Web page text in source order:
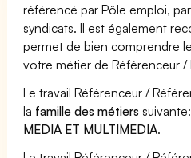
référencé par Pôle emploi,
syndicats. Il est également
permet de bien comprendre
votre métier de Référenceur /
Le travail Référenceur /
la famille des métiers
MEDIA ET MULTIMEDIA.